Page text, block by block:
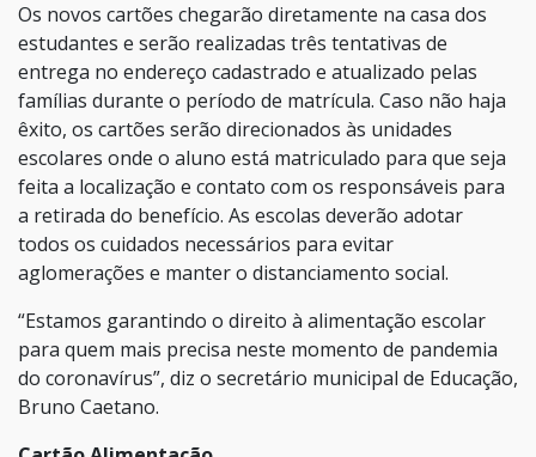
Os novos cartões chegarão diretamente na casa dos
estudantes e serão realizadas três tentativas de
entrega no endereço cadastrado e atualizado pelas
famílias durante o período de matrícula. Caso não haja
êxito, os cartões serão direcionados às unidades
escolares onde o aluno está matriculado para que seja
feita a localização e contato com os responsáveis para
a retirada do benefício. As escolas deverão adotar
todos os cuidados necessários para evitar
aglomerações e manter o distanciamento social.
“Estamos garantindo o direito à alimentação escolar
para quem mais precisa neste momento de pandemia
do coronavírus”, diz o secretário municipal de Educação,
Bruno Caetano.